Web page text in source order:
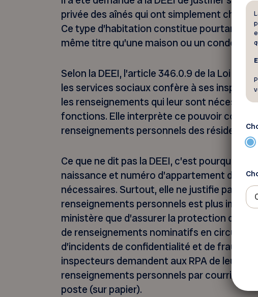
privée des aînés qui ont simplement choisi
Ce type d’habitation constitue pourtant un
même titre qu’une maison ou un
Selon la DEEI, l’article 346.0.9 de la Loi sur
les services sociaux confère à ses
les renseignements qui leur sont
fonctions. Elle interprète ce pouvoir comme
renseignements personnels des résidents
Ce que ne dit pas la DEEI, c’est pourquoi les
naissance et numéro d’appartement de
nécessaires. Surtout, elle ne justifie pas en
renseignements personnels est plus
ministère que d’assurer la protection des
de renseignements nominatifs en
d’incidents de confidentialité et de fraude
inspecteurs demandent aux RPA de leur
renseignements personnels par courriel
poste (sur papier).